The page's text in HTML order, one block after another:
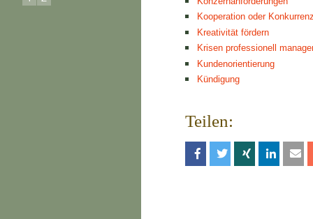
Kooperation oder
Kreativität fördern
Krisen professionell
Kundenorientierung
Kündigung
Teilen: